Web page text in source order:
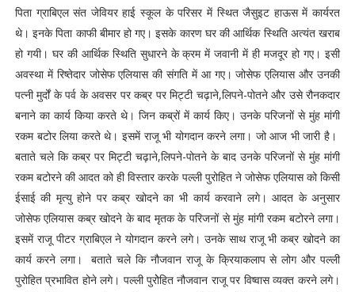
पिता ग्राबिएल संत जेवियर हाई स्कूल के परिसर में स्थित जैसुइट हाऊस में कार्यरत
थे। इनके पिता काफी बीमार हो गए। इसके कारण घर की आर्थिक स्थिति अत्यंत खराब
हो गयी। घर की आर्थिक स्थिति सुधारने के क्रम में जवानी में ही मजदूर हो गए। इसी
अवस्था में रिष्तेदार जोसेफ एलियास की संगति में आ गए। जोसेफ एलियास और उनकी
पत्नी मुर्दों के पर्व के अवसर पर कब्र पर मिट्टी चढ़ाने,लिपने-पोतने और उसे रौनकदार
बनाने का कार्य किया करते थे। जिन कब्रों में कार्य किए। उनके परिजनों से मुंह मांगी
रकम बटोर लिया करते थे। इसमें राजू भी योगदान करने लगा। जो आज भी जारी है।
बताते चले कि कब्र पर मिट्टी चढ़ाने,लिपने-पोतने के बाद उनके परिजनों से मुंह मांगी
रकम बटोरने की आदत को ही विस्तार करके पल्ली पुरोहित ने जोसेफ एलियास को किसी
ईसाई की मृत्यु होने पर कब्र खोदने का भी कार्य करवाने लगे। आदत के अनुसार
जोसेफ एलियास कब्र खोदने के बाद मृतक के परिजनों से मुंह मांगी रकम बटोरने लगा।
इसमें राजू पीटर ग्राबिएल ने योगदान करने लगे। उनके साथ राजू भी कब्र खोदने का
कार्य करने लगा। बताते चले कि नौजवान राजू के क्रियाकलाप से लोग और पल्ली
पुरोहित प्रभावित होने लगे। पल्ली पुरोेहित नौजवान राजू पर विष्वास व्यक्त करने लगे।